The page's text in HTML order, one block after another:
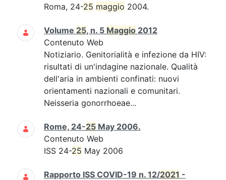
Roma, 24-25 maggio 2004.
Volume 25, n. 5 Maggio 2012
Contenuto Web
Notiziario. Genitorialità e infezione da HIV:
risultati di un'indagine nazionale. Qualità
dell'aria in ambienti confinati: nuovi
orientamenti nazionali e comunitari.
Neisseria gonorrhoeae...
Rome, 24-25 May 2006.
Contenuto Web
ISS 24-25 May 2006
Rapporto ISS COVID-19 n. 12/2021 -